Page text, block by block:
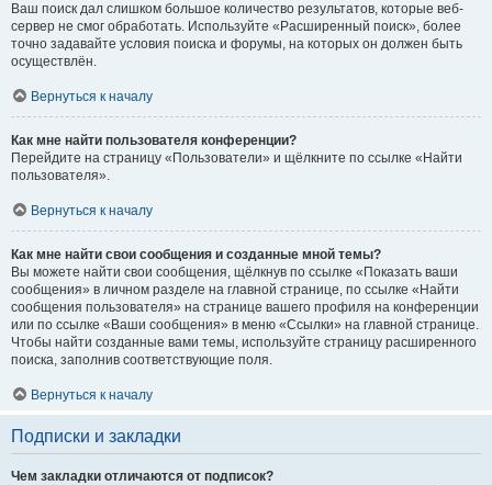
Ваш поиск дал слишком большое количество результатов, которые веб-
сервер не смог обработать. Используйте «Расширенный поиск», более
точно задавайте условия поиска и форумы, на которых он должен быть
осуществлён.
Вернуться к началу
Как мне найти пользователя конференции?
Перейдите на страницу «Пользователи» и щёлкните по ссылке «Найти
пользователя».
Вернуться к началу
Как мне найти свои сообщения и созданные мной темы?
Вы можете найти свои сообщения, щёлкнув по ссылке «Показать ваши
сообщения» в личном разделе на главной странице, по ссылке «Найти
сообщения пользователя» на странице вашего профиля на конференции
или по ссылке «Ваши сообщения» в меню «Ссылки» на главной странице.
Чтобы найти созданные вами темы, используйте страницу расширенного
поиска, заполнив соответствующие поля.
Вернуться к началу
Подписки и закладки
Чем закладки отличаются от подписок?